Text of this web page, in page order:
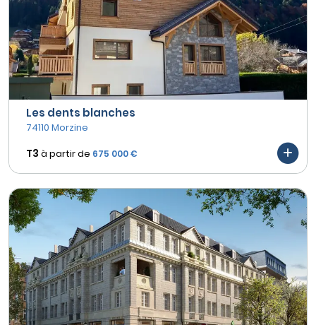
Les dents blanches
74110 Morzine
T3 à partir de 675 000 €